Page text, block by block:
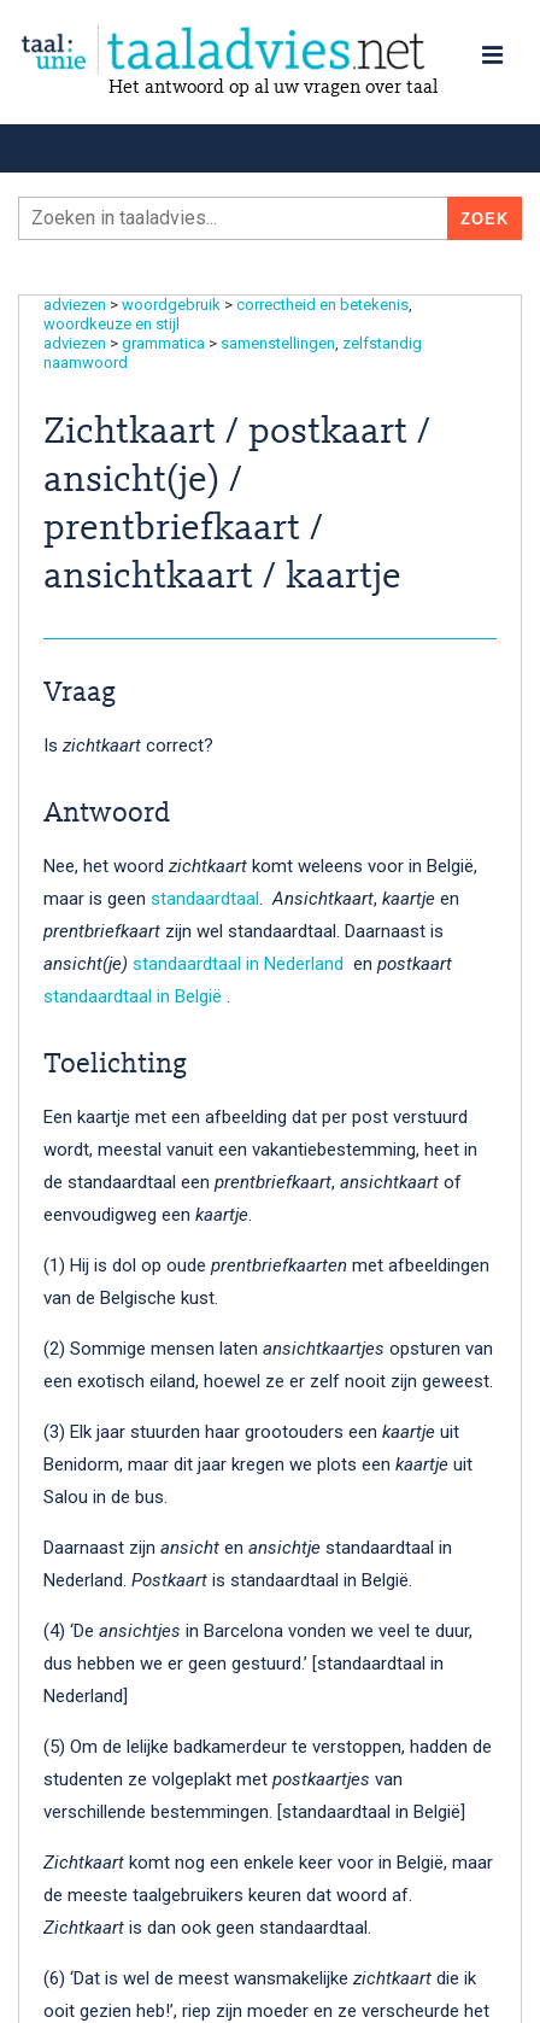
Het antwoord op al uw vragen over taal
adviezen > woordgebruik > correctheid en betekenis
woordkeuze en stijl
adviezen > grammatica > samenstellingen zelfstandig
naamwoord
Zichtkaart / postkaart /
ansicht(je) /
prentbriefkaart /
ansichtkaart / kaartje
Vraag
Is zichtkaart correct?
Antwoord
Nee, het woord zichtkaart komt weleens voor in België,
maar is geen standaardtaal.Ansichtkaart, kaartje en
prentbriefkaart zijn wel standaardtaal. Daarnaast is
ansicht(je) standaardtaal in Nederland en postkaart
standaardtaal in België .
Toelichting
Een kaartje met een afbeelding dat per post verstuurd
wordt, meestal vanuit een vakantiebestemming, heet in
de standaardtaal een prentbriefkaart, ansichtkaart of
eenvoudigweg een kaartje.
(1) Hij is dol op oude prentbriefkaarten met afbeeldingen
van de Belgische kust.
(2) Sommige mensen laten ansichtkaartjes opsturen van
een exotisch eiland, hoewel ze er zelf nooit zijn geweest.
(3) Elk jaar stuurden haar grootouders een kaartje uit
Benidorm, maar dit jaar kregen we plots een kaartje uit
Salou in de bus.
Daarnaast zijn ansicht en ansichtje standaardtaal in
Nederland. Postkaart is standaardtaal in België.
(4) ‘De ansichtjes in Barcelona vonden we veel te duur,
dus hebben we er geen gestuurd.’ [standaardtaal in
Nederland]
(5) Om de lelijke badkamerdeur te verstoppen, hadden de
studenten ze volgeplakt met postkaartjes van
verschillende bestemmingen. [standaardtaal in België]
Zichtkaart komt nog een enkele keer voor in België, maar
de meeste taalgebruikers keuren dat woord af.
Zichtkaart is dan ook geen standaardtaal.
(6) ‘Dat is wel de meest wansmakelijke zichtkaart die ik
ooit gezien heb!’, riep zijn moeder en ze verscheurde het